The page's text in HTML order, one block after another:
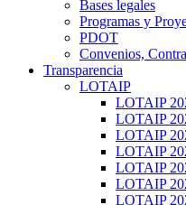
Bases legales
Programas y
PDOT
Convenios,
Transparencia
LOTAIP
LOTAIP
LOTAIP
LOTAIP
LOTAIP
LOTAIP
LOTAIP
LOTAIP